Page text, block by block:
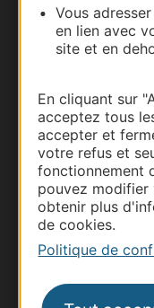
Vous
en lien avec
site et en
En cliquant sur
acceptez tous
accepter et
votre refus et
fonctionnement
pouvez
obtenir plus
de cookies.
Politique de
Thermalisme
Business/Mice
Pros
Site presse et
Voyagistes
Destination